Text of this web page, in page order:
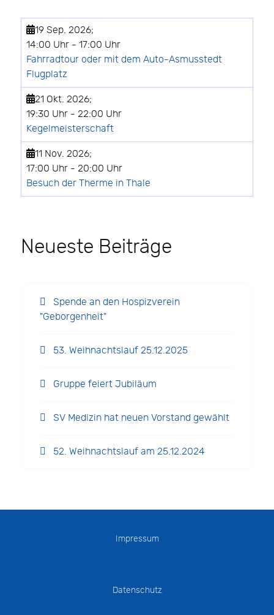
19 Sep. 2026;
14:00 Uhr - 17:00 Uhr
Fahrradtour oder mit dem Auto-Asmusstedt
Flugplatz
21 Okt. 2026;
19:30 Uhr - 22:00 Uhr
Kegelmeisterschaft
11 Nov. 2026;
17:00 Uhr - 20:00 Uhr
Besuch der Therme in Thale
Neueste Beiträge
Spende an den Hospizverein
"Geborgenheit"
53. Weihnachtslauf 25.12.2025
Gruppe feiert Jubiläum
SV Medizin hat neuen Vorstand gewählt
52. Weihnachtslauf am 25.12.2024
Impressum
Datenschutz